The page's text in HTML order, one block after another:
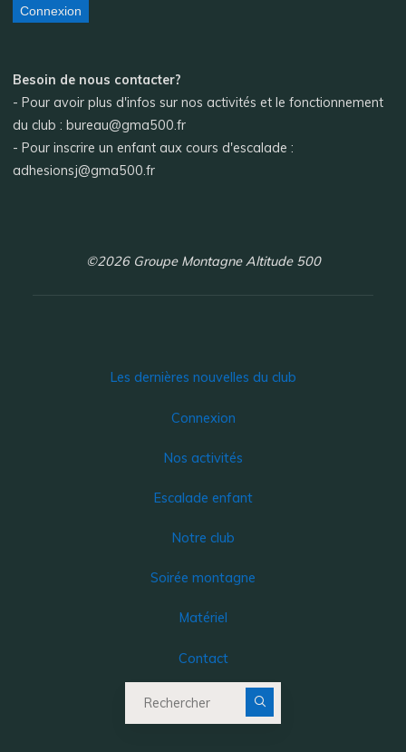
Connexion
Besoin de nous contacter?
- Pour avoir plus d'infos sur nos activités et le fonctionnement
du club : bureau@gma500.fr
- Pour inscrire un enfant aux cours d'escalade :
adhesionsj@gma500.fr
©2026 Groupe Montagne Altitude 500
Les dernières nouvelles du club
Connexion
Nos activités
Escalade enfant
Notre club
Soirée montagne
Matériel
Contact